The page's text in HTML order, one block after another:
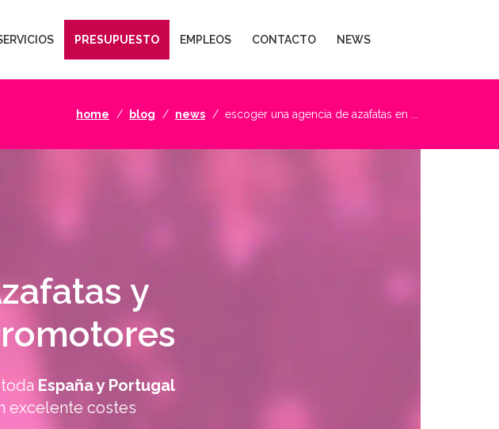
PRESUPUESTO EMPLEOS CONTACTO NEWS
home blog news escoger una agencia de azafatas en ...
y
España y Portugal
excelente costes